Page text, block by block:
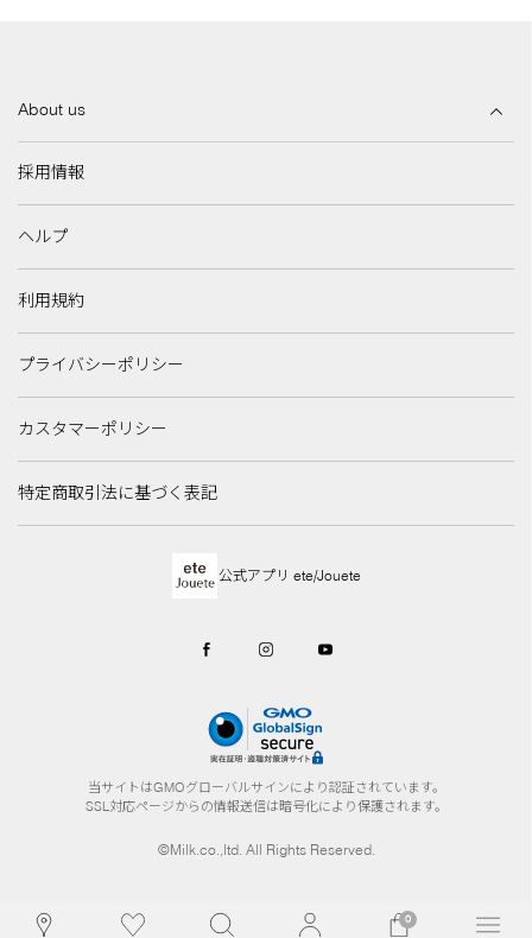
About us
採用情報
ヘルプ
利用規約
プライバシーポリシー
カスタマーポリシー
特定商取引法に基づく表記
公式アプリ ete/Jouete
当サイトはGMOグローバルサインにより認証されています。
SSL対応ページからの情報送信は暗号化により保護されます。
©Milk.co.,ltd. All Rights Reserved.
0